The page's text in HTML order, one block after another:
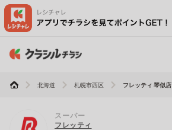
北海道 札幌市西区 フレッティ 琴似店
スーパー
フレッティ